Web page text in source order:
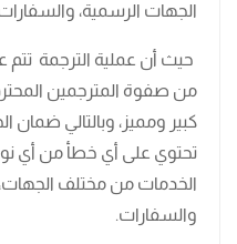
الجهات الرسمية،
حيث أن عملية الترجمة تتم
من صفوة المترجمين
كبير ومميز، وبالتالي ضمان
تحتوي على أي خطأ من أي
الخدمات من مختلف
والسفارات.